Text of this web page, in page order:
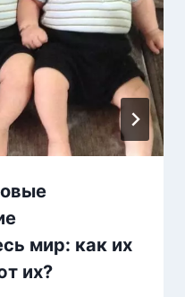
мир: как их
их?